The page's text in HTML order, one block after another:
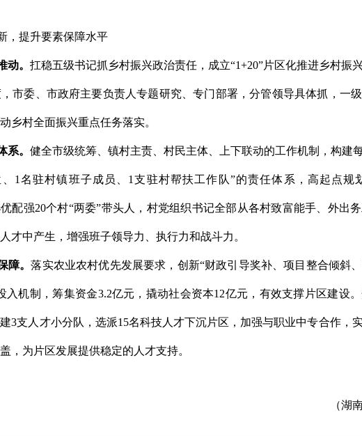
， 提升要素保障水平
动。 扛稳五级书记抓乡村振兴政治责任，成立“1+20”片区化推进乡村振
市委、市政府主要负责人专题研究、专门部署，分管领导具体抓，一
乡村全面振兴重点任务落实。
系。 健全市级统筹、镇村主责、村民主体、上下联动的工作机制，构建
1 名驻村镇班子成员、 1 支驻村帮扶工作队”的责任体系，高起点规
配强20个村“两委”带头人， 村党组织书记全部从各村致富能手、外出
才中产生，增强班子领导力、执行力和战斗力。
障。落实农业农村优先发展要求， 创新“财政引导奖补、项目整合倾斜
入机制 ，筹集资金3.2亿元，撬动社会资本12亿元，有效支撑 片区建设。
3支人才小分队，选派15名科技人才下沉片区，加强与职业中专合作，
，为 片区发展提供稳定的人才支持。
（湖